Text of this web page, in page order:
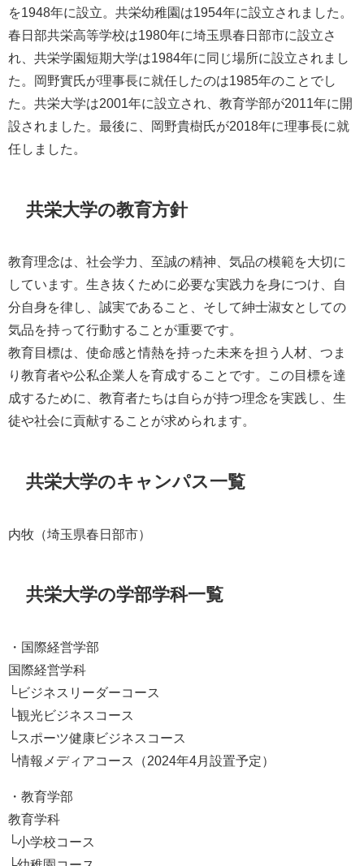
を1948年に設立。共栄幼稚園は1954年に設立されました。
春日部共栄高等学校は1980年に埼玉県春日部市に設立さ
れ、共栄学園短期大学は1984年に同じ場所に設立されまし
た。岡野實氏が理事長に就任したのは1985年のことでし
た。共栄大学は2001年に設立され、教育学部が2011年に開
設されました。最後に、岡野貴樹氏が2018年に理事長に就
任しました。
共栄大学の教育方針
教育理念は、社会学力、至誠の精神、気品の模範を大切に
しています。生き抜くために必要な実践力を身につけ、自
分自身を律し、誠実であること、そして紳士淑女としての
気品を持って行動することが重要です。
教育目標は、使命感と情熱を持った未来を担う人材、つま
り教育者や公私企業人を育成することです。この目標を達
成するために、教育者たちは自らが持つ理念を実践し、生
徒や社会に貢献することが求められます。
共栄大学のキャンパス一覧
内牧（埼玉県春日部市）
共栄大学の学部学科一覧
・国際経営学部
国際経営学科
└ビジネスリーダーコース
└観光ビジネスコース
└スポーツ健康ビジネスコース
└情報メディアコース（2024年4月設置予定）
・教育学部
教育学科
└小学校コース